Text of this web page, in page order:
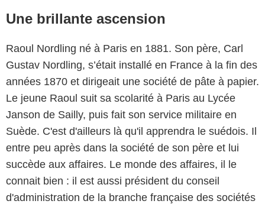
Une brillante ascension
Raoul Nordling né à Paris en 1881. Son père, Carl
Gustav Nordling, s’était installé en France à la fin des
années 1870 et dirigeait une société de pâte à papier.
Le jeune Raoul suit sa scolarité à Paris au Lycée
Janson de Sailly, puis fait son service militaire en
Suède. C'est d'ailleurs là qu'il apprendra le suédois. Il
entre peu après dans la société de son père et lui
succède aux affaires. Le monde des affaires, il le
connait bien : il est aussi président du conseil
d'administration de la branche française des sociétés